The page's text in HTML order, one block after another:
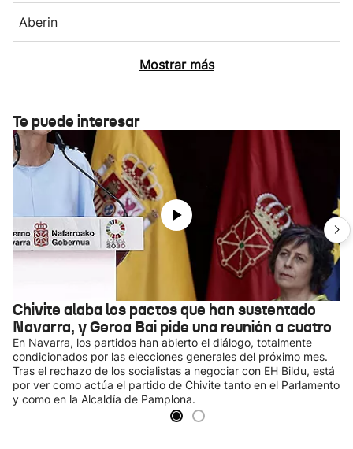
Aberin
Mostrar más
Te puede interesar
Chivite alaba los pactos que han sustentado
Navarra, y Geroa Bai pide una reunión a cuatro
En Navarra, los partidos han abierto el diálogo, totalmente
condicionados por las elecciones generales del próximo mes.
Tras el rechazo de los socialistas a negociar con EH Bildu, está
por ver como actúa el partido de Chivite tanto en el Parlamento
y como en la Alcaldía de Pamplona.